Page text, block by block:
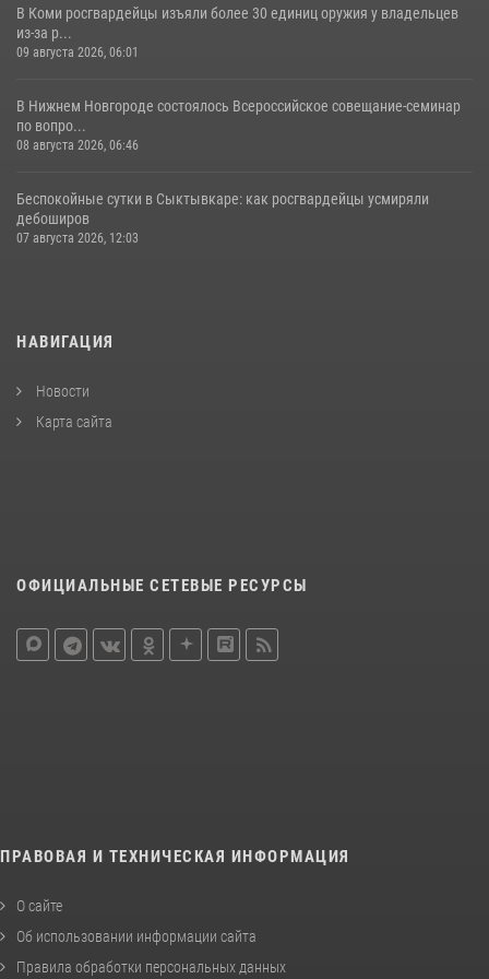
В Коми росгвардейцы изъяли более 30 единиц оружия у владельцев
из-за р...
09 августа 2026, 06:01
В Нижнем Новгороде состоялось Всероссийское совещание-семинар
по вопро...
08 августа 2026, 06:46
Беспокойные сутки в Сыктывкаре: как росгвардейцы усмиряли
дебоширов
07 августа 2026, 12:03
НАВИГАЦИЯ
Новости
Карта сайта
ОФИЦИАЛЬНЫЕ СЕТЕВЫЕ РЕСУРСЫ
ПРАВОВАЯ И ТЕХНИЧЕСКАЯ ИНФОРМАЦИЯ
О сайте
Об использовании информации сайта
Правила обработки персональных данных